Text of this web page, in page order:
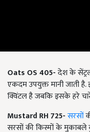
Oats OS 405-देश के
एकदम उपयुक्त मानी जाती है.
क्विंटल है जबकि इसके हरे चारे
Mustard RH 725-सरसों
सरसों की किस्मों के मुकाबले